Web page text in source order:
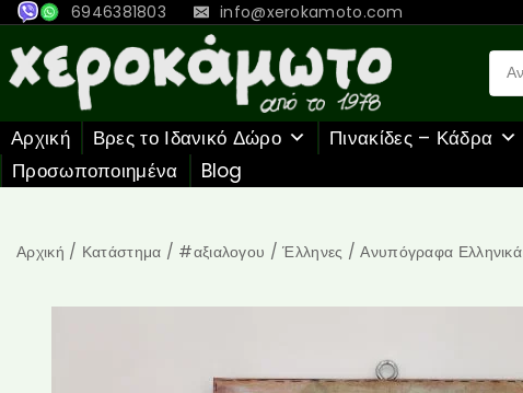
6946381803 info@xerokamoto.com
Αρχική Βρες το Ιδανικό Δώρο Πινακίδες – Κάδρα
Προσωποποιημένα
Blog
Αρχική / Κατάστημα / #αξιαλογου / Έλληνες / Ανυπόγραφα Ελληνικά